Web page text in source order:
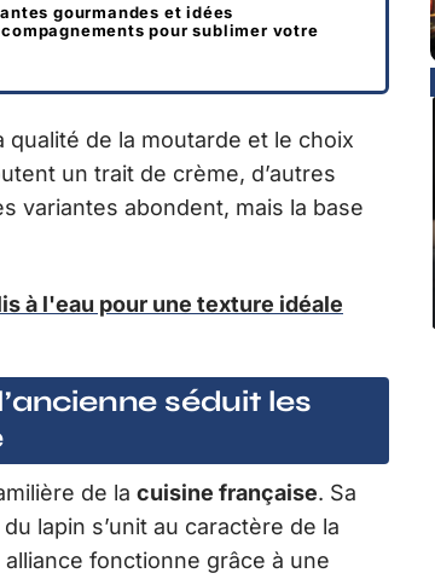
gourmandes et idées
pour sublimer votre
qualité de la moutarde et le choix
un trait de crème, d’autres
variantes abondent, mais la base
à l'eau pour une texture idéale
séduit les
de la cuisine française. Sa
lapin s’unit au caractère de la
fonctionne grâce à une